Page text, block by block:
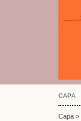
CAPA
Capa >